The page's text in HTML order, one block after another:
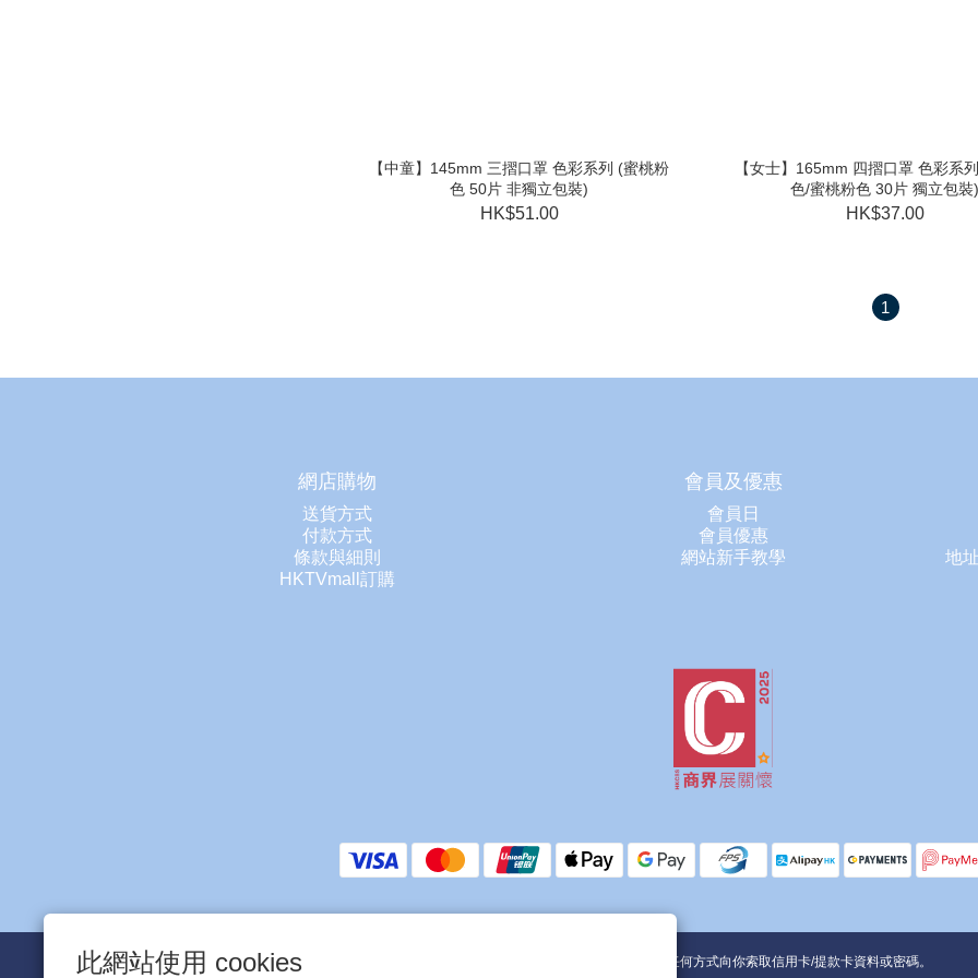
此網站使用 cookies
【中童】145mm 三摺口罩 色彩系列 (蜜桃粉
色 50片 非獨立包裝)
HK$51.00
【女士】165mm 四摺口罩 色彩系
色/蜜桃粉色 30片 獨立包裝)
HK$37.00
1
網店購物
送貨方式
付款方式
條款與細則
HKTVmall訂購
會員及優惠
會員日
會員優惠
網站新手教學
地
提提你，客服不會使用任何方式向你索取信用卡/提款卡資料或密碼。